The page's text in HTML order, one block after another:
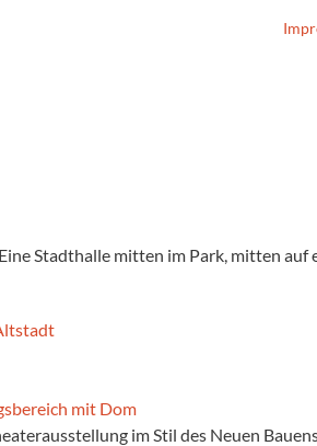
Stadthalle mitten im Park, mitten auf
im Stil des Neuen